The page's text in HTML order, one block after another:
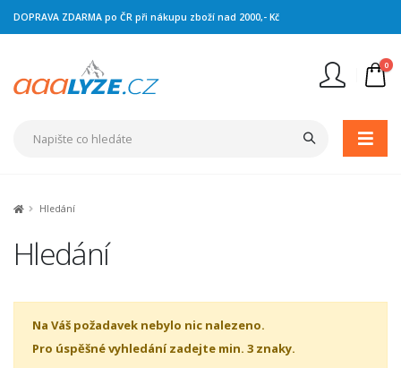
DOPRAVA ZDARMA po ČR při nákupu zboží nad 2000,- Kč
0
Hledání
Hledání
Na Váš požadavek nebylo nic nalezeno.
Pro úspěšné vyhledání zadejte min. 3 znaky.